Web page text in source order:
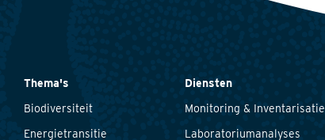
Thema's
Biodiversiteit
Energietransitie
Diensten
Monitoring & Inventarisatie
Laboratoriumanalyses